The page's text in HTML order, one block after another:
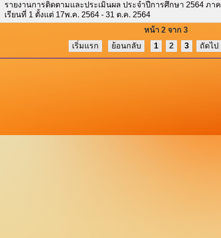
รายงานการติดตามและประเมินผล ประจำปีการศึกษา 2564 ภาค
เรียนที่ 1 ตั้งแต่ 17พ.ค. 2564 - 31 ต.ค. 2564
หน้า 2 จาก 3
เริ่มแรก
ย้อนกลับ 1 2 3 ถัดไป